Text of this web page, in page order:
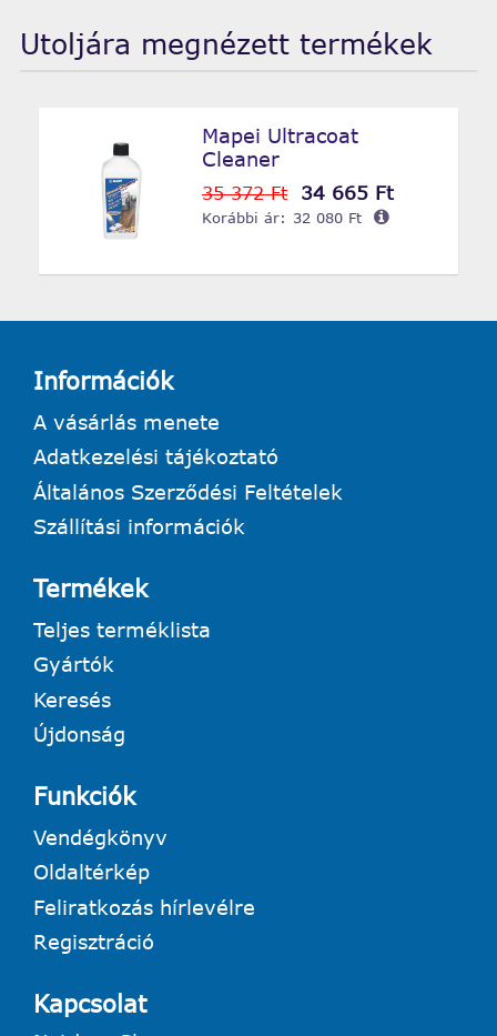
Utoljára megnézett termékek
Mapei Ultracoat
Cleaner
35 372 Ft 34 665 Ft
Korábbi ár: 32 080 Ft
Információk
A vásárlás menete
Adatkezelési tájékoztató
Általános Szerződési Feltételek
Szállítási információk
Termékek
Teljes terméklista
Gyártók
Keresés
Újdonság
Funkciók
Vendégkönyv
Oldaltérkép
Feliratkozás hírlevélre
Regisztráció
Kapcsolat